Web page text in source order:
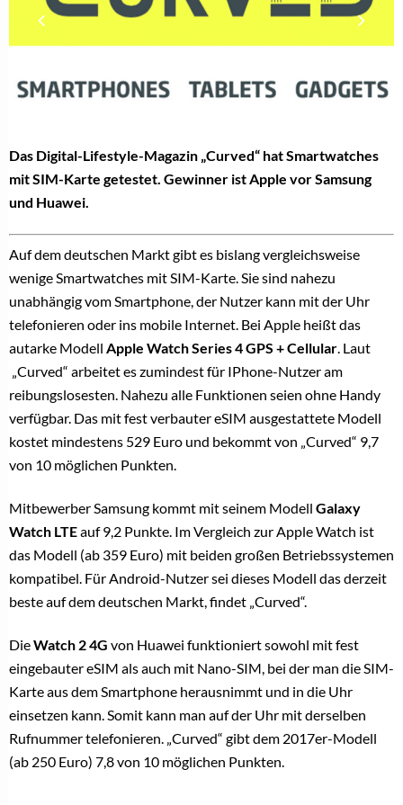
Das Digital-Lifestyle-Magazin „Curved“ hat Smartwatches
mit SIM-Karte getestet. Gewinner ist Apple vor Samsung
und Huawei.
Auf dem deutschen Markt gibt es bislang vergleichsweise
wenige Smartwatches mit SIM-Karte. Sie sind nahezu
unabhängig vom Smartphone, der Nutzer kann mit der Uhr
telefonieren oder ins mobile Internet. Bei Apple heißt das
autarke Modell Apple Watch Series 4 GPS + Cellular. Laut
„Curved“ arbeitet es zumindest für IPhone-Nutzer am
reibungslosesten. Nahezu alle Funktionen seien ohne Handy
verfügbar. Das mit fest verbauter eSIM ausgestattete Modell
kostet mindestens 529 Euro und bekommt von „Curved“ 9,7
von 10 möglichen Punkten.
Mitbewerber Samsung kommt mit seinem Modell Galaxy
Watch LTEauf 9,2 Punkte. Im Vergleich zur Apple Watch ist
das Modell (ab 359 Euro) mit beiden großen Betriebssystemen
kompatibel. Für Android-Nutzer sei dieses Modell das derzeit
beste auf dem deutschen Markt, findet „Curved“.
DieWatch 2 4G von Huawei funktioniert sowohl mit fest
eingebauter eSIM als auch mit Nano-SIM, bei der man die SIM-
Karte aus dem Smartphone herausnimmt und in die Uhr
einsetzen kann. Somit kann man auf der Uhr mit derselben
Rufnummer telefonieren. „Curved“ gibt dem 2017er-Modell
(ab 250 Euro) 7,8 von 10 möglichen Punkten.